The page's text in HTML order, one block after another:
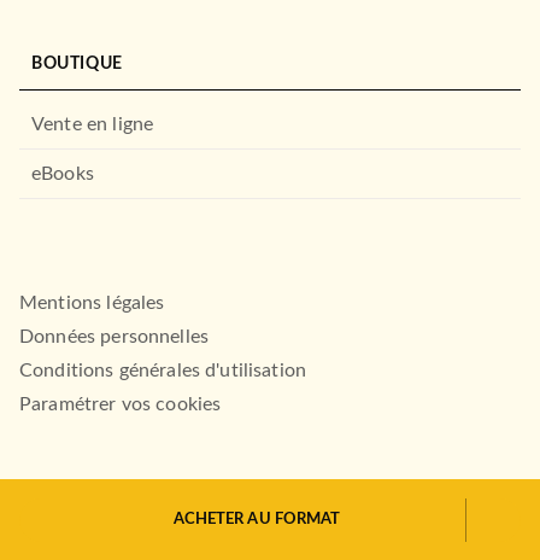
ACHETER AU FORMAT
ARMAND COLIN
BOUTIQUE
Vente en ligne
eBooks
Mentions légales
Données personnelles
Conditions générales d'utilisation
Paramétrer vos cookies